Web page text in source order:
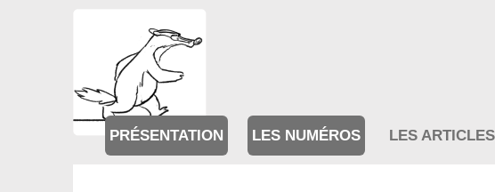
PRÉSENTATION LES NUMÉROS LES ARTICLES